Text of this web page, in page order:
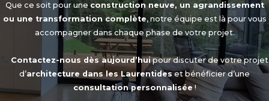
Que ce soit pour uneconstruction neuve, un agrandissement
ou une transformation complète, notre équipe est là pour vous
accompagner dans chaque phase de votre projet.
Contactez-nous dès aujourd’hui pour discuter de votre projet
d’architecture dans les Laurentideset bénéficier d’une
consultation personnalisée !